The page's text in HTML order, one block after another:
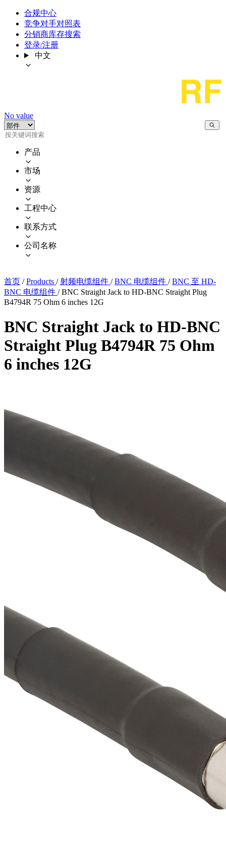
合规中心
竞争对手对照表
分销商库存搜索
登录/注册
中文
No value
产品
市场
资源
工程中心
联系方式
公司名称
首页 / Products / 射频电缆组件 / BNC 电缆组件 / BNC 至 HD-
BNC 电缆组件 / BNC Straight Jack to HD-BNC Straight Plug
B4794R 75 Ohm 6 inches 12G
BNC Straight Jack to HD-BNC
Straight Plug B4794R 75 Ohm
6 inches 12G